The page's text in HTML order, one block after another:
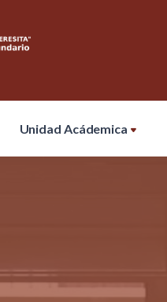
Unidad Acádemica